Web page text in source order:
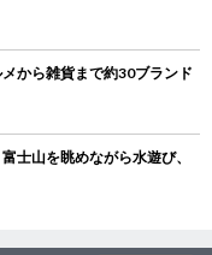
から雑貨まで約30ブランド
士山を眺めながら水遊び、